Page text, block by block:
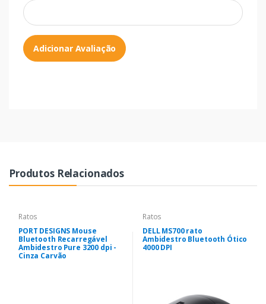
Adicionar Avaliação
Produtos Relacionados
Ratos
PORT DESIGNS Mouse
Bluetooth Recarregável
Ambidestro Pure 3200 dpi -
Cinza Carvão
Ratos
DELL MS700 rato
Ambidestro Bluetooth Ótico
4000 DPI